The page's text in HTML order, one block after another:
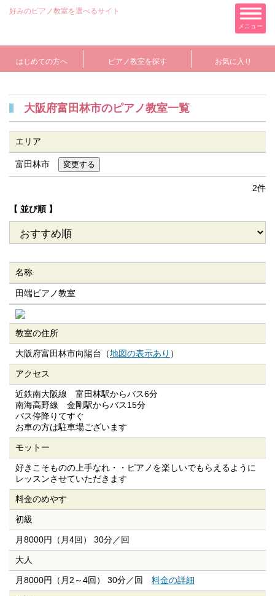
好みのピアノ教室を選べるサイト
メニュー
はじめての方へ ピアノ教室を探す お気に入り
大阪府富田林市のピアノ教室一覧
エリア
富田林市
2件
【 並び順 】
名称
田端ピアノ教室
教室の住所
大阪府富田林市向陽台（地図の表示あり ）
アクセス
近鉄南大阪線 富田林駅からバス6分
南海高野線 金剛駅からバス15分
バス停降りてすぐ
お車の方は駐車場ございます
モットー
好きこそものの上手なれ・・ピアノを楽しいでもらえるように
レッスンさせていただきます
料金のめやす
初級
月8000円（月4回） 30分／回
大人
月8000円（月2～4回） 30分／回 料金の詳細